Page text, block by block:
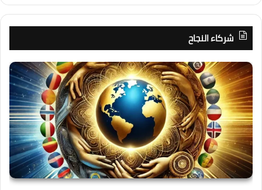
شركاء النجاح